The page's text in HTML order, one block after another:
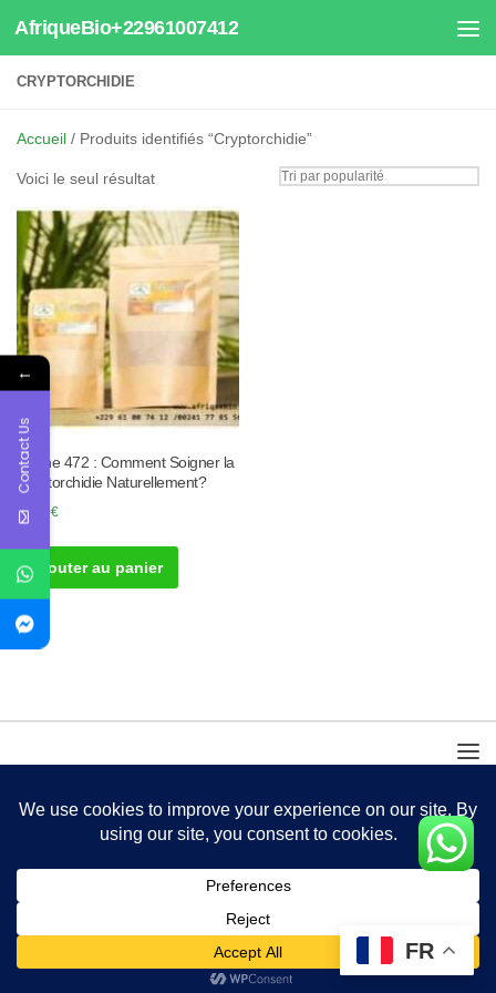
Au dessous du contenu
AfriqueBio+22961007412
CRYPTORCHIDIE
Accueil / Produits identifiés “Cryptorchidie”
Voici le seul résultat
Tisane 472 : Comment Soigner la
Cryptorchidie Naturellement?
50.00€
Ajouter au panier
FR
←
Contact Us